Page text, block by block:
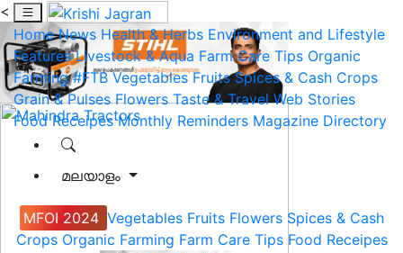
<
Home News Health & Herbs Environment and Lifestyle
Features Livestock & Aqua Farm Care Tips Organic
Farming #FTB Vegetables Fruits Spices & Cash Crops
Grain & Pulses Flowers Taste & Travel Web Stories
Food Receipes Monthly Reminders Magazine Directory
മലയാളം
MFOI 2024 Vegetables Fruits Flowers Spices & Cash
Crops Organic Farming Farm Care Tips Food Receipes